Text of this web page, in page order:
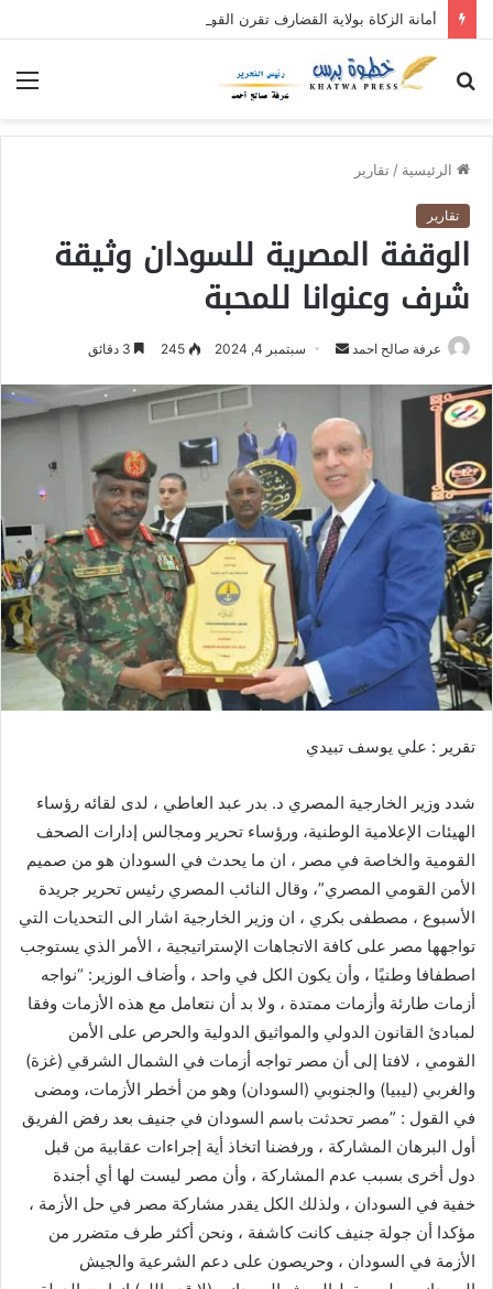
الرئيسية / تقارير
تقارير
الوقفة المصرية للسودان وثيقة
شرف وعنوانا للمحبة
عرفة صالح احمد
ل
ب
ر
ي
د
ا
إ
ر
ن
سبتمبر 4, 2024 245
تقرير : علي يوسف تبيدي
شدد وزير الخارجية المصري د. بدر عبد العاطي ، لدى لقائه رؤساء
الهيئات الإعلامية الوطنية، ورؤساء تحرير ومجالس إدارات الصحف
القومية والخاصة في مصر ، ان ما يحدث في السودان هو من صميم
الأمن القومي المصري”، وقال النائب المصري رئيس تحرير جريدة
الأسبوع ، مصطفى بكري ، ان وزير الخارجية اشار الى التحديات التي
تواجهها مصر على كافة الاتجاهات الإستراتيجية ، الأمر الذي يستوجب
اصطفافا وطنيًا ، وأن يكون الكل في واحد ، وأضاف الوزير: “نواجه
أزمات طارئة وأزمات ممتدة ، ولا بد أن نتعامل مع هذه الأزمات وفقا
لمبادئ القانون الدولي والمواثيق الدولية والحرص على الأمن
القومي ، لافتا إلى أن مصر تواجه أزمات في الشمال الشرقي (غزة)
والغربي (ليبيا) والجنوبي (السودان) وهو من أخطر الأزمات، ومضى
في القول : ‏”مصر تحدثت باسم السودان في جنيف بعد رفض الفريق
أول البرهان المشاركة ، ورفضنا اتخاذ أية إجراءات عقابية من قبل
دول أخرى بسبب عدم المشاركة ، وأن مصر ليست لها أي أجندة
خفية في السودان ، ولذلك الكل يقدر مشاركة مصر في حل الأزمة ،
مؤكدا أن جولة جنيف كانت كاشفة ، ونحن أكثر طرف متضرر من
الأزمة في السودان ، وحريصون على دعم الشرعية والجيش